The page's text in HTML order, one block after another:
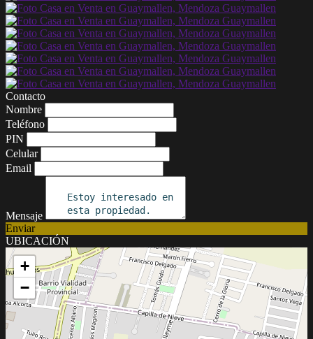
Contacto
Nombre
Teléfono
PIN
Celular
Email
Mensaje
Enviar
UBICACIÓN
+
−